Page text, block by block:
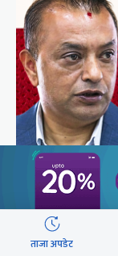
कांग्रेसको
सुनुवाइ गर्ने
ताजा अपडेट